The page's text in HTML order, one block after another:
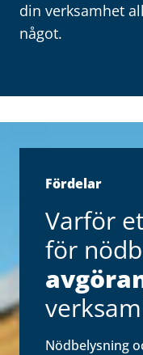
din verksamhet
något.
Fördelar
Varför
för
Nödbelysning